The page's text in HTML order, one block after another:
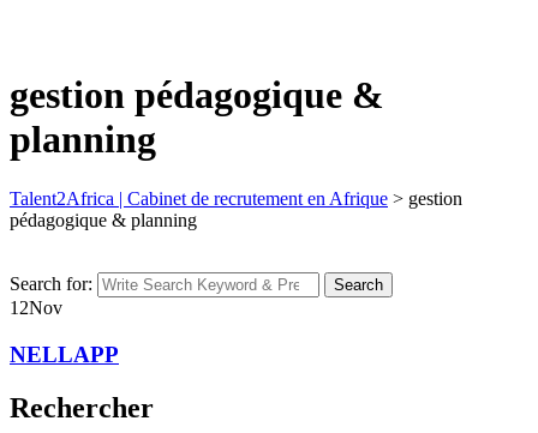
gestion pédagogique &
planning
Talent2Africa | Cabinet de recrutement en Afrique > gestion
pédagogique & planning
Search for: Search
12Nov
NELLAPP
Rechercher